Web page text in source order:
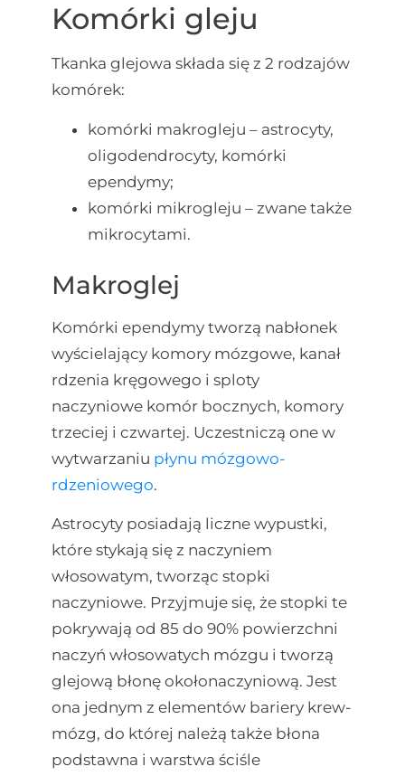
Komórki gleju
Tkanka glejowa składa się z 2 rodzajów
komórek:
komórki makrogleju – astrocyty,
oligodendrocyty, komórki
ependymy;
komórki mikrogleju – zwane także
mikrocytami.
Makroglej
Komórki ependymy tworzą nabłonek
wyścielający komory mózgowe, kanał
rdzenia kręgowego i sploty
naczyniowe komór bocznych, komory
trzeciej i czwartej. Uczestniczą one w
wytwarzaniu płynu mózgowo-
rdzeniowego.
Astrocyty posiadają liczne wypustki,
które stykają się z naczyniem
włosowatym, tworząc stopki
naczyniowe. Przyjmuje się, że stopki te
pokrywają od 85 do 90% powierzchni
naczyń włosowatych mózgu i tworzą
glejową błonę okołonaczyniową. Jest
ona jednym z elementów bariery krew-
mózg, do której należą także błona
podstawna i warstwa ściśle